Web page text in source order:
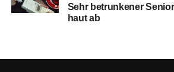
Sehr betrunkener
haut ab